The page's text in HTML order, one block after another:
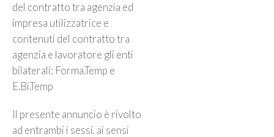
del contratto tra agenzia ed
impresa utilizzatrice e
contenuti del contratto tra
agenzia e lavoratore gli enti
bilaterali: Forma.Temp e
E.Bi.Temp
Il presente annuncio è rivolto
ad entrambi i sessi, ai sensi